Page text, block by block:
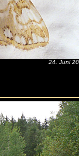
24. Juni